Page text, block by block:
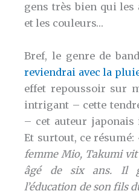
gens très bien qui les
et les couleurs…
Bref, le genre de
reviendrai avec la
effet repoussoir sur
intrigant – cette
– cet auteur japonais
Et surtout, ce résumé:
femme Mio, Takumi
âgé de six ans. Il
l’éducation de son fils